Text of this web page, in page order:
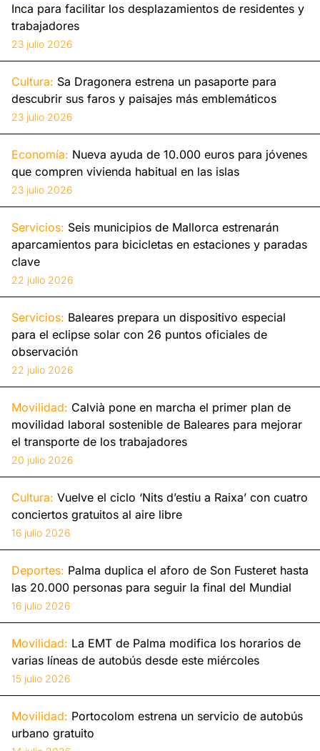
Inca para facilitar los desplazamientos de residentes y
trabajadores
23 julio 2026
Cultura: Sa Dragonera estrena un pasaporte para
descubrir sus faros y paisajes más emblemáticos
23 julio 2026
Economía: Nueva ayuda de 10.000 euros para jóvenes
que compren vivienda habitual en las islas
23 julio 2026
Servicios: Seis municipios de Mallorca estrenarán
aparcamientos para bicicletas en estaciones y paradas
clave
22 julio 2026
Servicios: Baleares prepara un dispositivo especial
para el eclipse solar con 26 puntos oficiales de
observación
22 julio 2026
Movilidad: Calvià pone en marcha el primer plan de
movilidad laboral sostenible de Baleares para mejorar
el transporte de los trabajadores
20 julio 2026
Cultura: Vuelve el ciclo ‘Nits d’estiu a Raixa’ con cuatro
conciertos gratuitos al aire libre
16 julio 2026
Deportes: Palma duplica el aforo de Son Fusteret hasta
las 20.000 personas para seguir la final del Mundial
16 julio 2026
Movilidad: La EMT de Palma modifica los horarios de
varias líneas de autobús desde este miércoles
15 julio 2026
Movilidad: Portocolom estrena un servicio de autobús
urbano gratuito